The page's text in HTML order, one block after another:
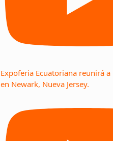
Expoferia Ecuatoriana reunirá
en Newark, Nueva Jersey.